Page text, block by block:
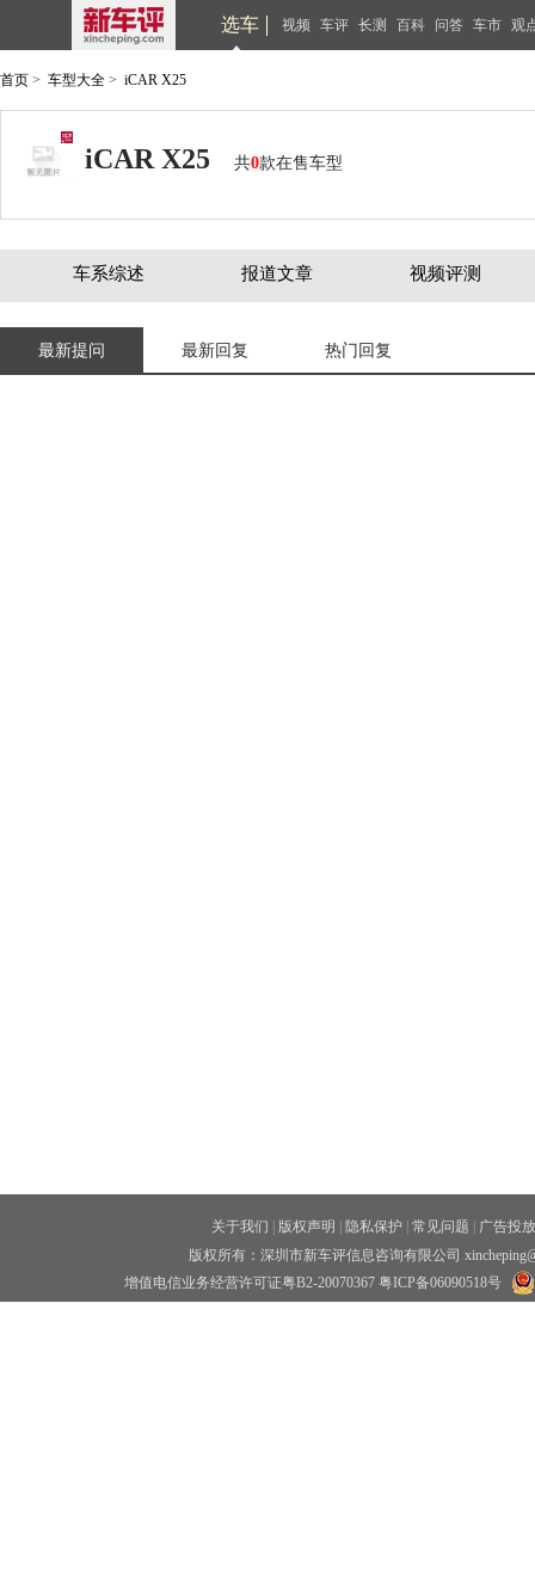
选车 视频 车评 长测 百科 问答 车市 观
首页 > 车型大全 > iCAR X25
iCAR X25 共0款在售车型
车系综述 报道文章 视频评测
最新提问 最新回复 热门回复
关于我们 版权声明 隐私保护 常见问题
广告投放
版权所有：深圳市新车评信息咨询有限公司
增值电信业务经营许可证粤B2-20070367 粤ICP备06090518号